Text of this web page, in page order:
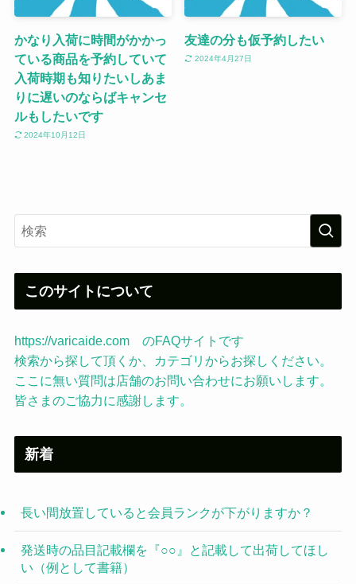
かなり入荷に時間がかかっ
ている商品を予約していて
入荷時期も知りたいしあま
りに遅いのならばキャンセ
ルもしたいです
2024年10月12日
友達の分も仮予約したい
2024年4月27日
このサイトについて
https://varicaide.com のFAQサイトです
検索から探して頂くか、カテゴリからお探しください。
ここに無い質問は店舗のお問い合わせにお願いします。
皆さまのご協力に感謝します。
新着
長い間放置していると会員ランクが下がりますか？
発送時の品目記載欄を『○○』と記載して出荷してほし
い（例として書籍）